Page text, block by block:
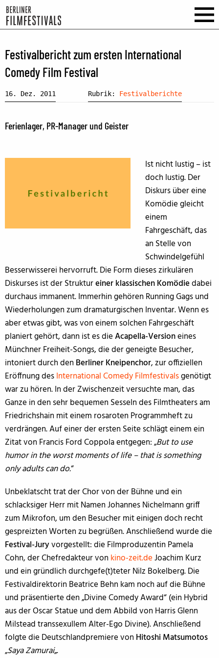
Festivalbericht zum ersten International
Comedy Film Festival
16. Dez. 2011 Rubrik: Festivalberichte
Ferienlager, PR-Manager und Geister
Ist nicht lustig – ist
doch lustig. Der
Diskurs über eine
Komödie gleicht
einem
Fahrgeschäft, das
an Stelle von
Schwindelgefühl
Besserwisserei hervorruft. Die Form dieses zirkulären
Diskurses ist der Struktureiner klassischen Komödiedabei
durchaus immanent. Immerhin gehören Running Gags und
Wiederholungen zum dramaturgischen Inventar. Wenn es
aber etwas gibt, was von einem solchen Fahrgeschäft
planiert gehört, dann ist es dieAcapella-Versioneines
Münchner Freiheit-Songs, die der geneigte Besucher,
intoniert durch den Berliner Kneipenchor, zur offiziellen
Eröffnung desInternational Comedy Filmfestivalsgenötigt
war zu hören. In der Zwischenzeit versuchte man, das
Ganze in den sehr bequemen Sesseln des Filmtheaters am
Friedrichshain mit einem rosaroten Programmheft zu
verdrängen. Auf einer der ersten Seite schlägt einem ein
Zitat von Francis Ford Coppola entgegen: „But to use
humor in the worst moments of life – that is something
only adults can do.“
Unbeklatscht trat der Chor von der Bühne und ein
schlacksiger Herr mit Namen Johannes Nichelmann griff
zum Mikrofon, um den Besucher mit einigen doch recht
gespreizten Worten zu begrüßen. Anschließend wurde die
Festival-Juryvorgestellt: die Filmproduzentin Pamela
Cohn, der Chefredakteur von kino-zeit.deJoachim Kurz
und ein gründlich durchgefe(t)teter Nilz Bokelberg. Die
Festivaldirektorin Beatrice Behn kam noch auf die Bühne
und präsentierte den „Divine Comedy Award“ (ein Hybrid
aus der Oscar Statue und dem Abbild von Harris Glenn
Milstead transsexullem Alter-Ego Divine). Anschließend
folgte die Deutschlandpremiere von Hitoshi Matsumotos
„Saya Zamurai„.